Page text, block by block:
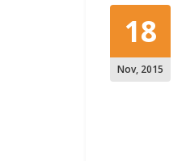
18
Nov, 2015